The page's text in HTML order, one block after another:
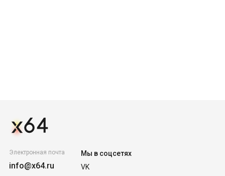
Электронная почта
info@x64.ru
Мы в соцсетях
VK